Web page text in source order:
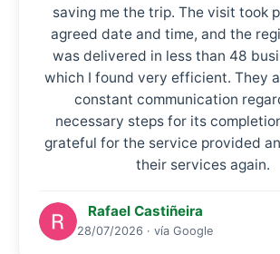
saving me the trip. The visit took
agreed date and time, and the
was delivered in less than 48
which I found very efficient. They
constant communication
necessary steps for its
grateful for the service provided
their services again.
Rafael Castiñeira
28/07/2026 · vía Google